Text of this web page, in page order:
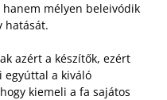
hanem mélyen beleivódik
hatását.
azért a készítők, ezért
egyúttal a kiváló
kiemeli a fa sajátos